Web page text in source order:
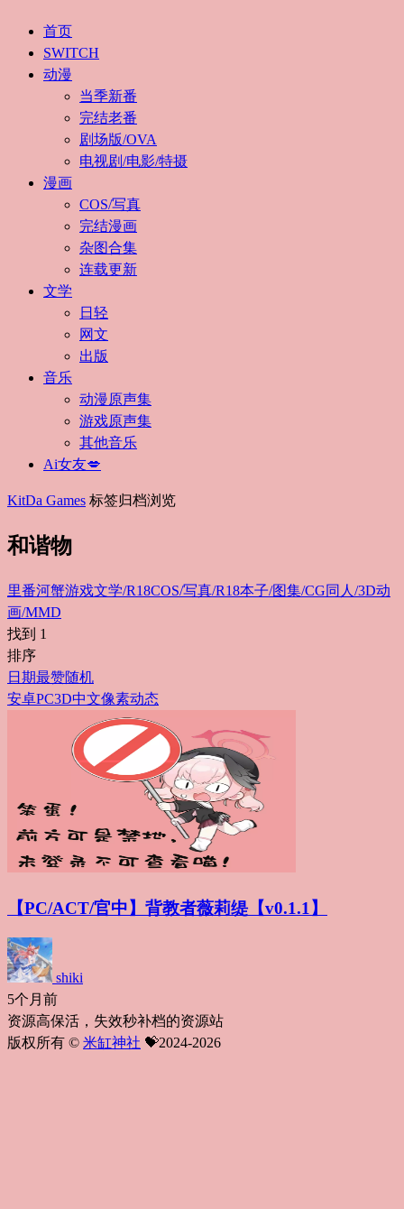
首页
SWITCH
动漫
当季新番
完结老番
剧场版/OVA
电视剧/电影/特摄
漫画
COS/写真
完结漫画
杂图合集
连载更新
文学
日轻
网文
出版
音乐
动漫原声集
游戏原声集
其他音乐
Ai女友💋
KitDa Games 标签归档浏览
和谐物
里番河蟹游戏文学/R18COS/写真/R18本子/图集/CG同人/3D动
画/MMD
找到 1
排序
日期最赞随机
安卓PC3D中文像素动态
【PC/ACT/官中】背教者薇莉缇【v0.1.1】
shiki
5个月前
资源高保活，失效秒补档的资源站
版权所有 © 米缸神社 💝2024-2026